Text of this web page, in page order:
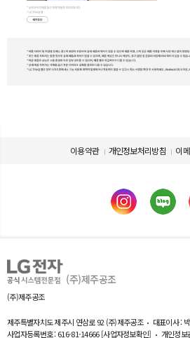
제품 사용에 관련된 정보
제품의 사용설명서를 다운로드 받
이용약관 개인정보처리방침 이
(주)제주공조
(주)제주공조
제주특별자치도 제주시 연삼로 92 (주)제주공조
대표이사 :
사업자등록번호 : 616-81-14666[사업자정보확인] 개인정보